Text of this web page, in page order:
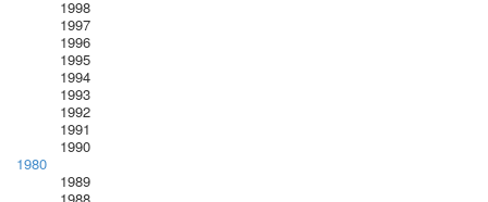
1998
1997
1996
1995
1994
1993
1992
1991
1990
1980
1989